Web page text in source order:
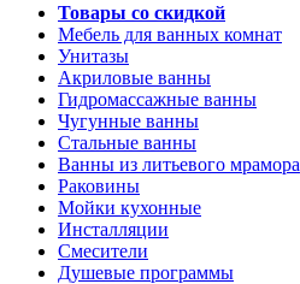
Товары со скидкой
Мебель для ванных комнат
Унитазы
Акриловые ванны
Гидромассажные ванны
Чугунные ванны
Стальные ванны
Ванны из литьевого мрамора
Раковины
Мойки кухонные
Инсталляции
Смесители
Душевые программы